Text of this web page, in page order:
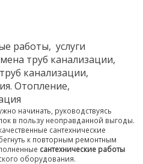
работы, услуги
труб канализации,
канализации,
Отопление,
начинать, руководствуясь
в пользу неоправданной выгоды.
сантехнические
к повторным ремонтным
сантехнические работы
оборудования.